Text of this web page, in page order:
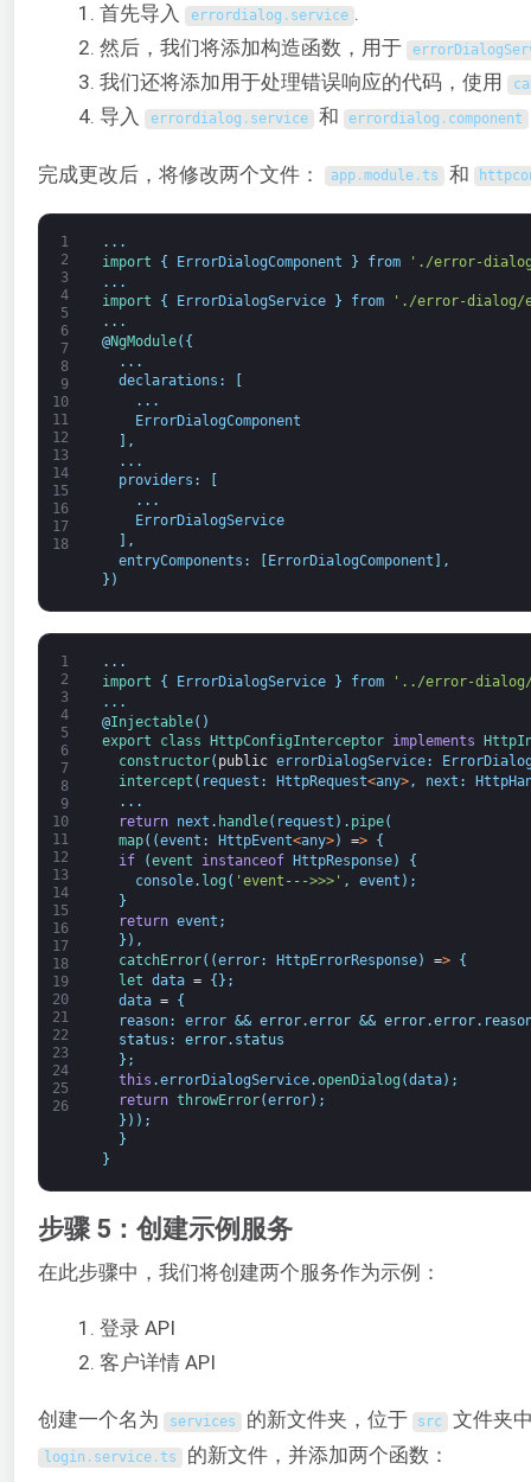
首先导入 errordialog . service .
然后，我们将添加构造函数，用于
我们还将添加用于处理错误响应的代码，使用
导入 errordialog . service 和 errordialog . component
完成更改后，将修改两个文件： app.module.ts 和
1
2
3
4
5
6
7
8
9
10
11
12
13
14
15
16
17
18
. . .
import
{ ErrorDialogComponent } from
'./error-
. . .
import
{ ErrorDialogService } from
'./error-dialog/
. . .
@NgModule( {
. . .
declarations :
. . .
ErrorDialogComponent
] ,
. . .
providers :
. . .
ErrorDialogService
] ,
entryComponents : [ErrorDialogComponent ] ,
} )
1
2
3
4
5
6
7
8
9
10
11
12
13
14
15
16
17
18
19
20
21
22
23
24
25
26
. . .
import
{ ErrorDialogService } from
'../error-
. . .
@Injectable( )
export
class HttpConfigInterceptor implements
constructor( public errorDialogService:
intercept ( request : HttpRequest<any>, next :
. . .
return
next . handle( request ) . pipe(
map( (event : HttpEvent<any>) =>
{
if
(event instanceof HttpResponse)
{
console. log ( 'event--->>>' , event ) ;
}
return event ;
} ) ,
catchError( (error: HttpErrorResponse) =>
{
let data = { } ;
data =
{
reason: error && error.error &&
status: error.status
};
this .errorDialogService.openDialog (data) ;
return throwError(error) ;
} ) ) ;
}
}
步骤 5：创建示例服务
在此步骤中，我们将创建两个服务作为示例：
登录 API
客户详情 API
创建一个名为 services 的新文件夹，位于 src 文件夹
login . service.ts 的新文件，并添加两个函数：